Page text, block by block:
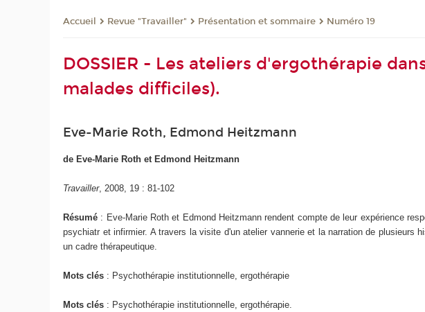
Accueil Revue "Travailler" Présentation et sommaire Numéro 19
DOSSIER - Les ateliers d'ergothérapie
malades difficiles).
Eve-Marie Roth, Edmond Heitzmann
de Eve-Marie Roth et Edmond Heitzmann
Travailler, 2008, 19 : 81-102
Résumé : Eve-Marie Roth et Edmond Heitzmann rendent compte de leur expérience
psychiatr et infirmier. A travers la visite d'un atelier vannerie et la narration de
un cadre thérapeutique.
Mots clés : Psychothérapie institutionnelle, ergothérapie
Mots clés : Psychothérapie institutionnelle, ergothérapie.